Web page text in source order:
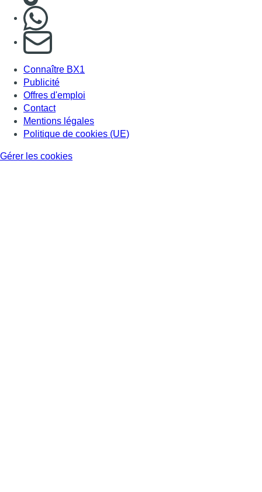
S'abonner à notre newsletter
Connaître BX1
Publicité
Offres d'emploi
Contact
Mentions légales
Politique de cookies (UE)
Gérer les cookies